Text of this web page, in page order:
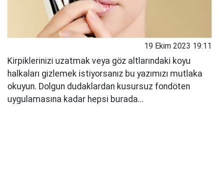
19 Ekim 2023 19:11
Kirpiklerinizi uzatmak veya göz altlarındaki koyu
halkaları gizlemek istiyorsanız bu yazımızı mutlaka
okuyun. Dolgun dudaklardan kusursuz fondöten
uygulamasına kadar hepsi burada...